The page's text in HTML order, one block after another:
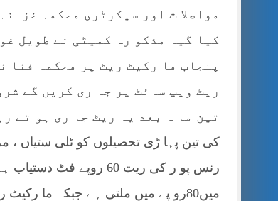
مواصلا ت اور سیکرٹری محکمہ
کیا گیا مذکو رہ کمیٹی نے طویل
پنجاب ما رکیٹ ریٹ پر محکمہ فنا
ریٹ ویپ سائٹ پر جا ری کریں گے
کی تین پہا ڑی تحصیلوں کو ٹلی ستیاں